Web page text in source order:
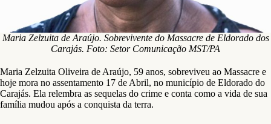
Maria Zelzuita de Araújo. Sobrevivente do Massacre de Eldorado dos
Carajás. Foto: Setor Comunicação MST/PA
Maria Zelzuita Oliveira de Araújo, 59 anos, sobreviveu ao Massacre e
hoje mora no assentamento 17 de Abril, no município de Eldorado do
Carajás. Ela relembra as sequelas do crime e conta como a vida de sua
família mudou após a conquista da terra.